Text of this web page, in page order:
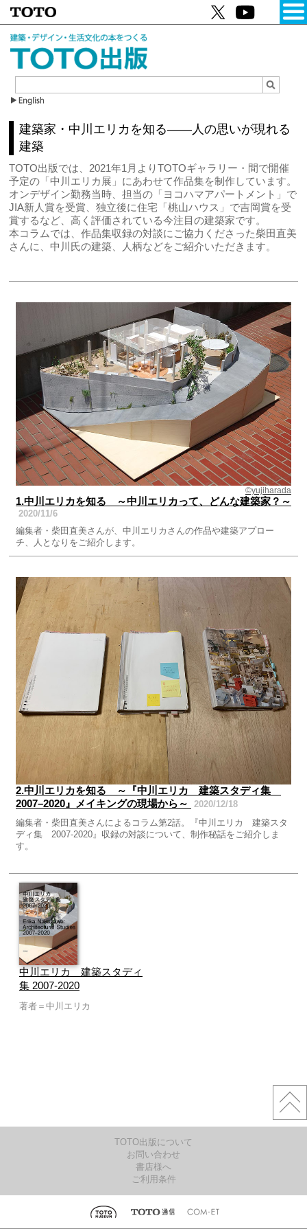
建築家・中川エリカを知る――人の思いが現れる
建築
TOTO出版では、2021年1⽉よりTOTOギャラリー・間で開催
予定の「中川エリカ展」にあわせて作品集を制作しています。
オンデザイン勤務当時、担当の「ヨコハマアパートメント」で
JIA新⼈賞を受賞、独⽴後に住宅「桃⼭ハウス」で吉岡賞を受
賞するなど、⾼く評価されている今注目の建築家です。
本コラムでは、作品集収録の対談にご協⼒くださった柴⽥直美
さんに、中川氏の建築、人柄などをご紹介いただきます。
©yujiharada
1.中川エリカを知る ～中川エリカって、どんな建築家？～
2020/11/6
編集者・柴田直美さんが、中川エリカさんの作品や建築アプロー
チ、人となりをご紹介します。
2.中川エリカを知る ～『中川エリカ 建築スタディ集
2007–2020』メイキングの現場から～
2020/12/18
編集者・柴田直美さんによるコラム第2話。『中川エリカ 建築スタ
ディ集 2007-2020』収録の対談について、制作秘話をご紹介しま
す。
中川エリカ 建築スタディ
集 2007-2020
著者＝中川エリカ
TOTO出版について
お問い合わせ
書店様へ
ご利用条件